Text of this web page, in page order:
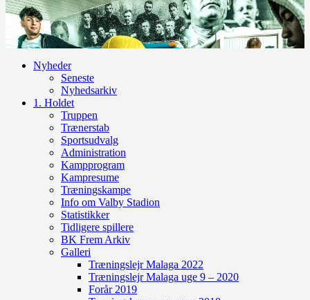
Nyheder
Seneste
Nyhedsarkiv
1. Holdet
Truppen
Trænerstab
Sportsudvalg
Administration
Kampprogram
Kampresume
Træningskampe
Info om Valby Stadion
Statistikker
Tidligere spillere
BK Frem Arkiv
Galleri
Træningslejr Malaga 2022
Træningslejr Malaga uge 9 – 2020
Forår 2019